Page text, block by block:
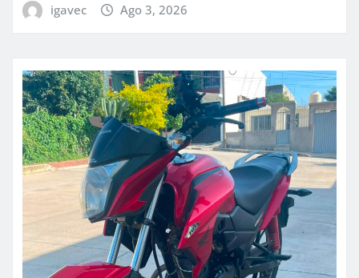
igavec Ago 3, 2026